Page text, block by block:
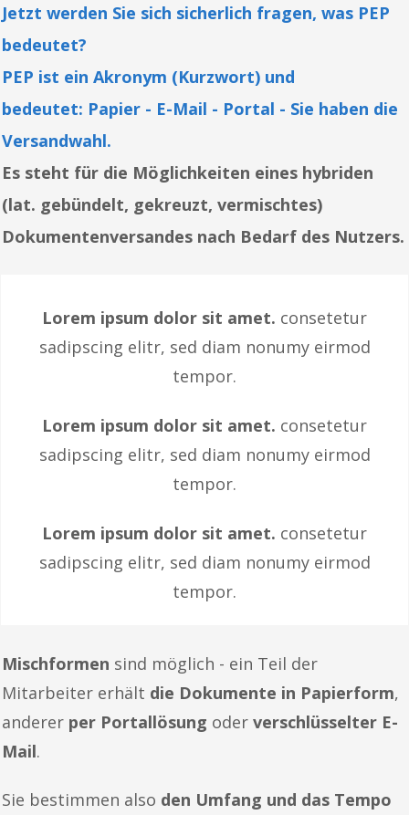
Jetzt werden Sie sich sicherlich fragen, was PEP
bedeutet?
PEP ist ein Akronym (Kurzwort) und
bedeutet: Papier - E-Mail - Portal - Sie haben die
Versandwahl.
Es steht für die Möglichkeiten eines hybriden
(lat. gebündelt, gekreuzt, vermischtes)
Dokumentenversandes nach Bedarf des Nutzers.
Lorem ipsum dolor sit amet. consetetur
sadipscing elitr, sed diam nonumy eirmod
tempor.
Lorem ipsum dolor sit amet. consetetur
sadipscing elitr, sed diam nonumy eirmod
tempor.
Lorem ipsum dolor sit amet. consetetur
sadipscing elitr, sed diam nonumy eirmod
tempor.
Mischformen sind möglich - ein Teil der
Mitarbeiter erhält die Dokumente in Papierform,
anderer per Portallösung oder verschlüsselter E-
Mail.
Sie bestimmen also den Umfang und das Tempo